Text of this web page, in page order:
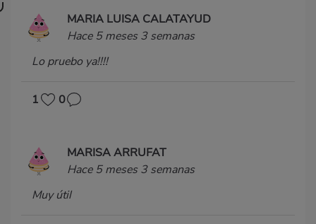
MARIA LUISA CALATAYUD
Hace 5 meses 3 semanas
Lo pruebo ya!!!!
1 0
MARISA ARRUFAT
Hace 5 meses 3 semanas
Muy útil